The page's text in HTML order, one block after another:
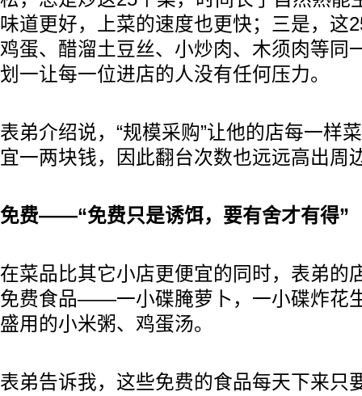
味道更好，上菜的速度也更快；三是，这
鸡蛋、醋溜土豆丝、小炒肉、木须肉等同
划一让每一位进店的人没有任何压力。
表弟介绍说，“规模采购”让他的店每一样
宜一两块钱，因此翻台次数也远远高出周
免费——“免费只是诱饵，要有舍才有得”
在菜品比其它小店更便宜的同时，表弟的
免费食品——一小碟腌萝卜，一小碟炸花
盛用的小米粥、鸡蛋汤。
表弟告诉我，这些免费的食品每天下来只